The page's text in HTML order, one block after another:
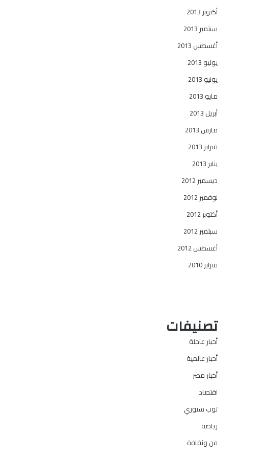
أكتوبر 2013
سبتمبر 2013
أغسطس 2013
يوليو 2013
يونيو 2013
مايو 2013
أبريل 2013
مارس 2013
فبراير 2013
يناير 2013
ديسمبر 2012
نوفمبر 2012
أكتوبر 2012
سبتمبر 2012
أغسطس 2012
فبراير 2010
تصنيفات
أخبار عاجلة
أخبار عالمية
أخبار مصر
اقتصاد
توب ستوري
رياضة
فن وثقافة